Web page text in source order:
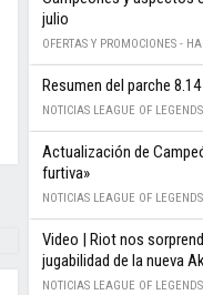
julio
OFERTAS Y PROMOCIONES -
Resumen del parche 8.14
NOTICIAS LEAGUE OF
Actualización de
furtiva»
NOTICIAS LEAGUE OF
Video | Riot nos
jugabilidad de la nueva
NOTICIAS LEAGUE OF